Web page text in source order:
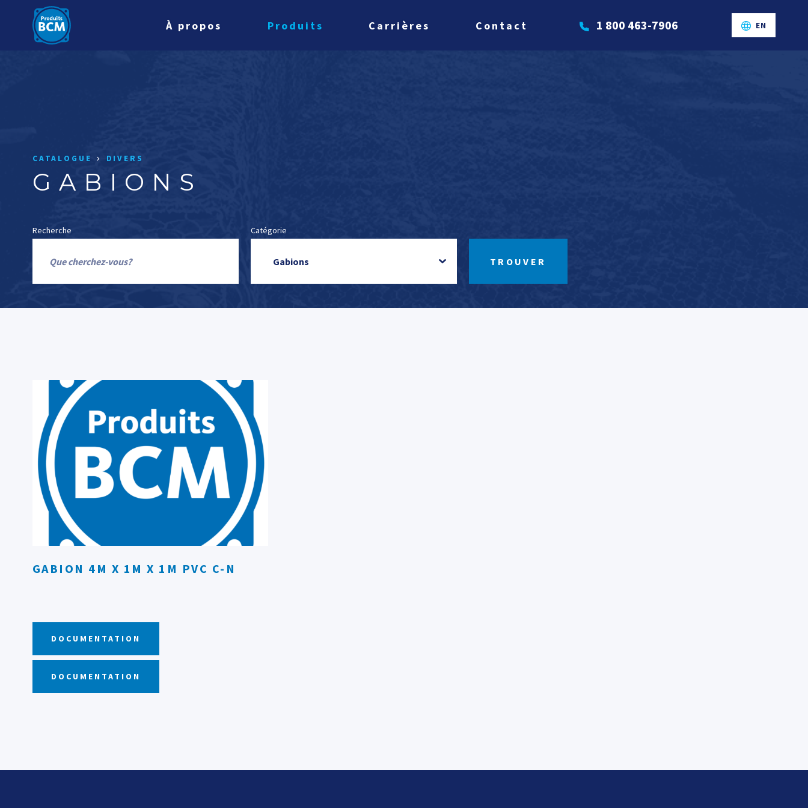
À propos Produits Carrières Contact EN
1 800 463-7906
CATALOGUE DIVERS
GABIONS
Recherche Catégorie
TROUVER
GABION 4M X 1M X 1M PVC C-N
DOCUMENTATION
DOCUMENTATION